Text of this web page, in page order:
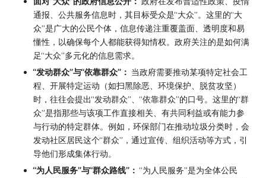
通报、公共服务信息时，其目标受众是“大众”。这里的“大
众”是广大的公民个体，信息传递注重覆盖面、透明度和易
懂性，以确保每个人都能获得知情权。政府关注的是如何满
足“大众”多元化的信息需求。
“发动群众”与“依靠群众”： 当政府需要推动某项特定社会工
程、开展特定运动（如扫黑除恶、环境保护、脱贫攻坚）
时，往往会提出“发动群众”、“依靠群众”的口号。这里的“群
众”是指那些与该项工作直接相关、有共同利益或有能力参
与行动的特定群体。例如，环保部门在推动垃圾分类时，会
发动社区居民这个“群众”，通过宣传、组织活动等方式，引
导他们形成集体行动。
“为人民服务”与“群众路线”： “为人民服务”是为全体公民